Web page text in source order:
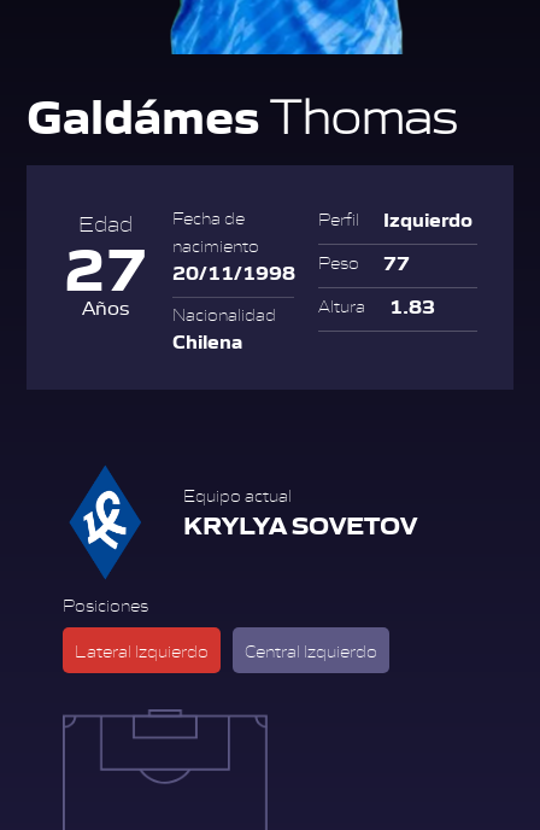
GaldámesThomas
Edad
27
Años
Fecha de
nacimiento
20/11/1998
Nacionalidad
Chilena
Perfil Izquierdo
Peso 77
Altura 1.83
Equipo actual
KRYLYA SOVETOV
Posiciones
Lateral Izquierdo Central Izquierdo